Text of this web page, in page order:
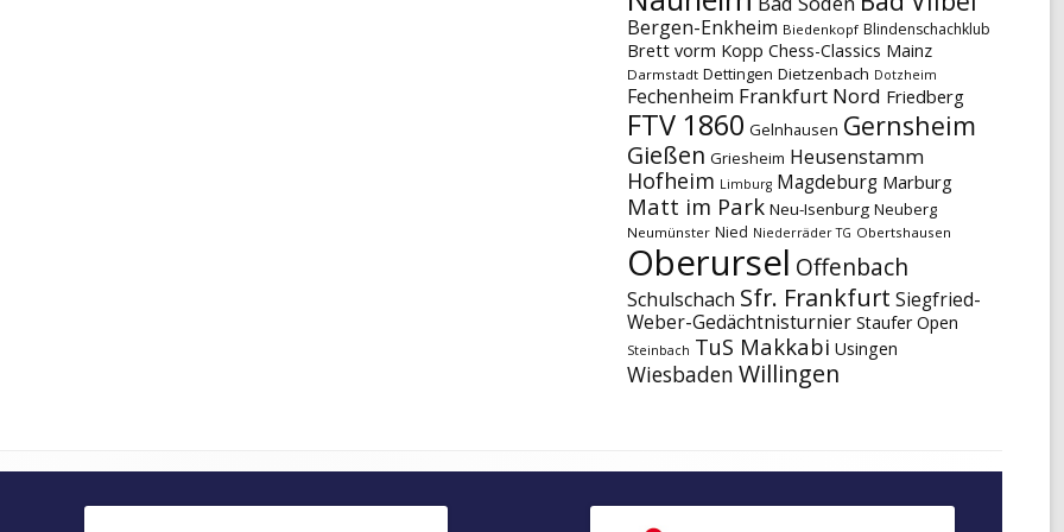
Bergen-Enkheim Biedenkopf Blindenschachklub
Brett vorm Kopp Chess-Classics Mainz
Darmstadt Dettingen Dietzenbach Dotzheim
Fechenheim Frankfurt Nord Friedberg
FTV 1860 Gelnhausen Gernsheim
Gießen Griesheim Heusenstamm
Hofheim Limburg Magdeburg Marburg
Matt im Park Neu-Isenburg Neuberg
Neumünster Nied Niederräder TG Obertshausen
Oberursel Offenbach
Schulschach Sfr. Frankfurt Siegfried-
Weber-Gedächtnisturnier Staufer Open
Steinbach TuS Makkabi Usingen
Wiesbaden Willingen